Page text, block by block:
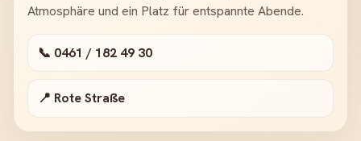
Atmosphäre und ein Platz für entspannte Abende.
📞 0461 / 182 49 30
📍 Rote Straße